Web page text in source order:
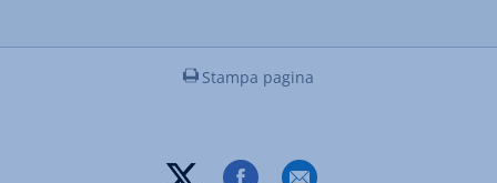
Stampa pagina